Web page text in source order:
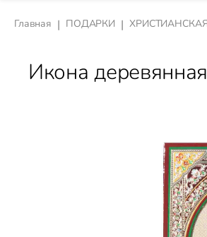
Главная | ПОДАРКИ |
Икона